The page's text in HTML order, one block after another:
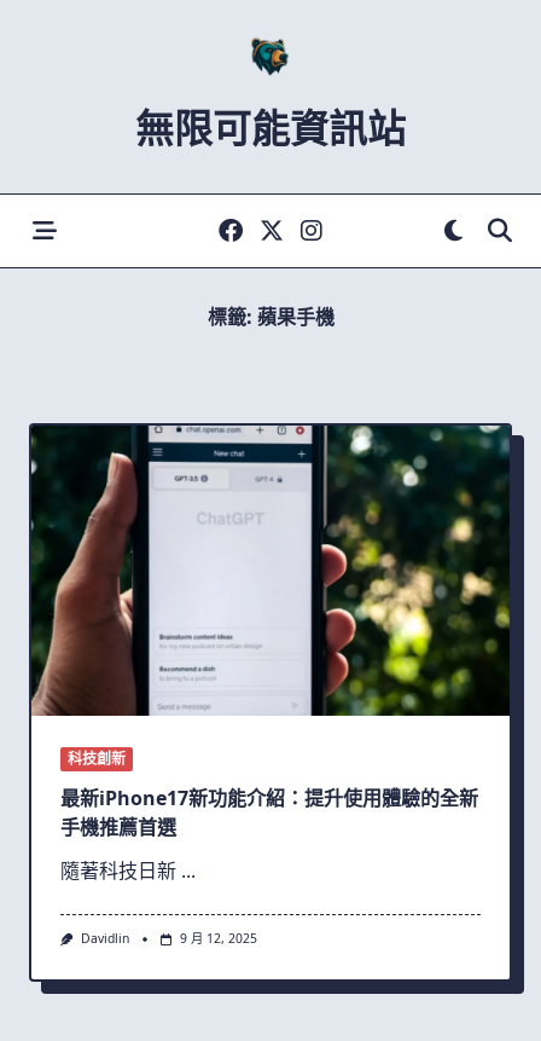
無限可能資訊站
標籤: 蘋果手機
科技創新
最新iPhone17新功能介紹：提升使用體驗的全新
手機推薦首選
隨著科技日新 ...
Davidlin 9 月 12, 2025